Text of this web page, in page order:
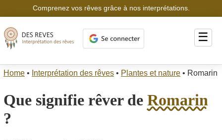
Comprenez vos rêves grâce à nos interprétations.
☰
Home • Interprétation des rêves • Plantes et nature • Romarin
Que signifie rêver de Romarin
?